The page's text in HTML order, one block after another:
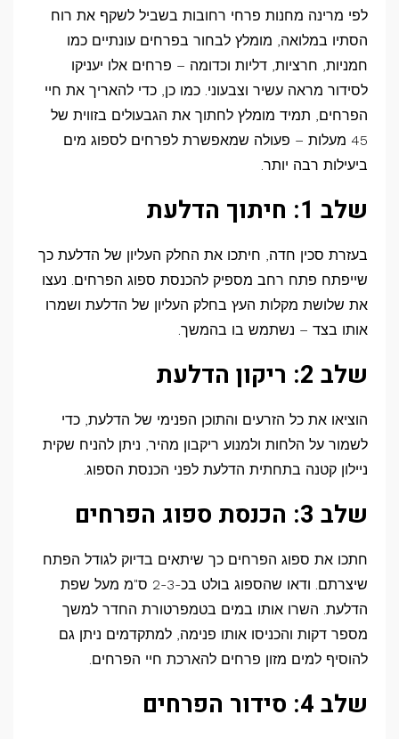
לפי מרינה מחנות פרחי רחובות בשביל לשקף את רוח
הסתיו במלואה, מומלץ לבחור בפרחים עונתיים כמו
חמניות, חרציות, דליות וכדומה – פרחים אלו יעניקו
לסידור מראה עשיר וצבעוני. כמו כן, כדי להאריך את חיי
הפרחים, תמיד מומלץ לחתוך את הגבעולים בזווית של
45 מעלות – פעולה שמאפשרת לפרחים לספוג מים
ביעילות רבה יותר.
שלב 1: חיתוך הדלעת
בעזרת סכין חדה, חיתכו את החלק העליון של הדלעת כך
שייפתח פתח רחב מספיק להכנסת ספוג הפרחים. נעצו
את שלושת מקלות העץ בחלק העליון של הדלעת ושמרו
אותו בצד – נשתמש בו בהמשך.
שלב 2: ריקון הדלעת
הוציאו את כל הזרעים והתוכן הפנימי של הדלעת, כדי
לשמור על הלחות ולמנוע ריקבון מהיר, ניתן להניח שקית
ניילון קטנה בתחתית הדלעת לפני הכנסת הספוג.
שלב 3: הכנסת ספוג הפרחים
חתכו את ספוג הפרחים כך שיתאים בדיוק לגודל הפתח
שיצרתם. ודאו שהספוג בולט בכ-2-3 ס"מ מעל שפת
הדלעת. השרו אותו במים בטמפרטורת החדר למשך
מספר דקות והכניסו אותו פנימה, למתקדמים ניתן גם
להוסיף למים מזון פרחים להארכת חיי הפרחים.
שלב 4: סידור הפרחים